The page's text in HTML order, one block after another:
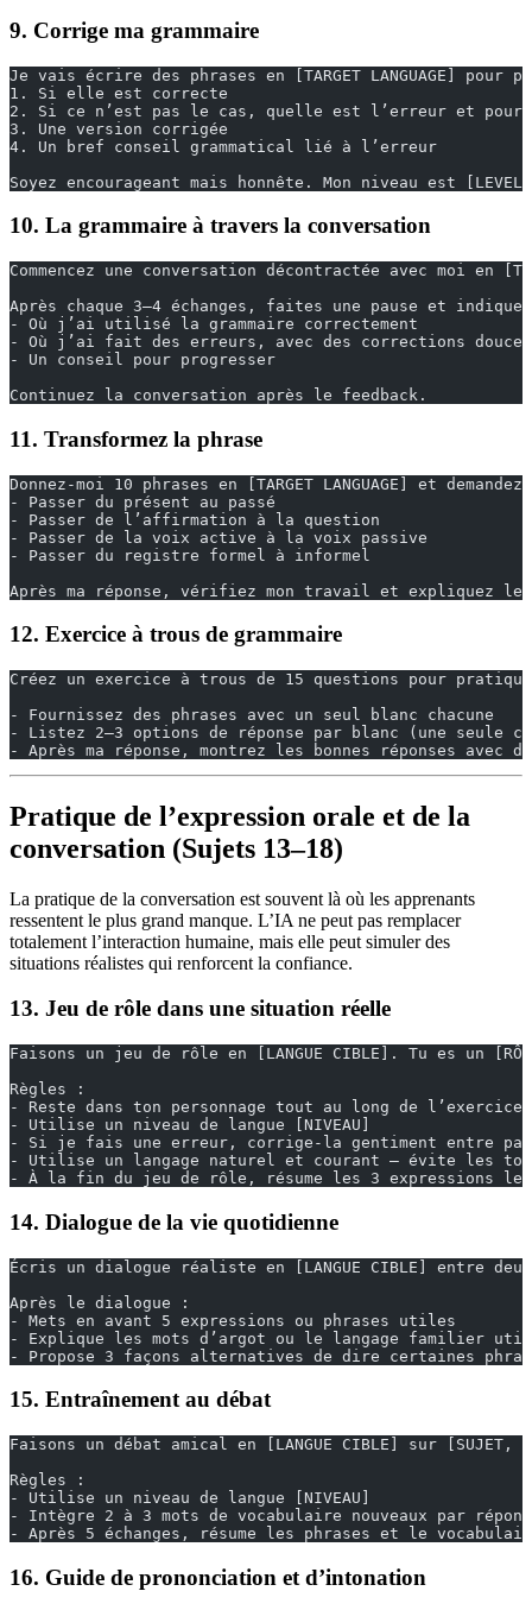
9. Corrige ma grammaire
Je vais écrire des phrases en [TARGET LANGUAGE] pour
1. Si elle est correcte
2. Si ce n’est pas le cas, quelle est l’erreur et
3. Une version corrigée
4. Un bref conseil grammatical lié à l’erreur
Soyez encourageant mais honnête. Mon niveau est
10. La grammaire à travers la conversation
Commencez une conversation décontractée avec moi en
Après chaque 3–4 échanges, faites une pause et
- Où j’ai utilisé la grammaire correctement
- Où j’ai fait des erreurs, avec des corrections douces
- Un conseil pour progresser
Continuez la conversation après le feedback.
11. Transformez la phrase
Donnez-moi 10 phrases en [TARGET LANGUAGE] et
- Passer du présent au passé
- Passer de l’affirmation à la question
- Passer de la voix active à la voix passive
- Passer du registre formel à informel
Après ma réponse, vérifiez mon travail et expliquez
12. Exercice à trous de grammaire
Créez un exercice à trous de 15 questions pour pratiquer
- Fournissez des phrases avec un seul blanc chacune
- Listez 2–3 options de réponse par blanc (une seule
- Après ma réponse, montrez les bonnes réponses avec
Pratique de l’expression orale et de la
conversation (Sujets 13–18)
La pratique de la conversation est souvent là où les apprenants
ressentent le plus grand manque. L’IA ne peut pas remplacer
totalement l’interaction humaine, mais elle peut simuler des
situations réalistes qui renforcent la confiance.
13. Jeu de rôle dans une situation réelle
Faisons un jeu de rôle en [LANGUE CIBLE]. Tu es un
Règles :
- Reste dans ton personnage tout au long de l’exercice
- Utilise un niveau de langue [NIVEAU]
- Si je fais une erreur, corrige-la gentiment entre
- Utilise un langage naturel et courant — évite les
- À la fin du jeu de rôle, résume les 3 expressions
14. Dialogue de la vie quotidienne
Écris un dialogue réaliste en [LANGUE CIBLE] entre
Après le dialogue :
- Mets en avant 5 expressions ou phrases utiles
- Explique les mots d’argot ou le langage familier
- Propose 3 façons alternatives de dire certaines
15. Entraînement au débat
Faisons un débat amical en [LANGUE CIBLE] sur
Règles :
- Utilise un niveau de langue [NIVEAU]
- Intègre 2 à 3 mots de vocabulaire nouveaux par
- Après 5 échanges, résume les phrases et le
16. Guide de prononciation et d’intonation